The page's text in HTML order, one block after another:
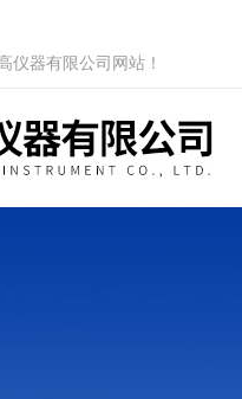
仪器有限公司网站！